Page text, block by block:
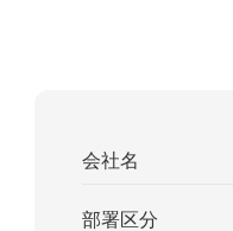
会社名
部署区分